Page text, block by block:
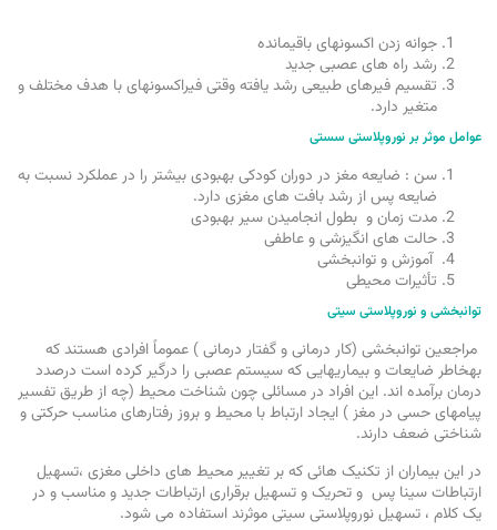
جوانه زدن اکسونهای باقیمانده
رشد راه های عصبی جدید
تقسیم فیرهای طبیعی رشد یافته وقتی فیراکسونهای با هدف مختلف و
متغیر دارد.
عوامل موثر بر نوروپلاستی سستی
سن : ضایعه مغز در دوران کودکی بهبودی بیشتر را در عملکرد نسبت به
ضایعه پس از رشد بافت های مغزی دارد.
مدت زمان و بطول انجامیدن سیر بهبودی
حالت های انگیزشی و عاطفی
آموزش و توانبخشی
تأثیرات محیطی
توانبخشی و نوروپلاستی سیتی
مراجعین توانبخشی (کار درمانی وگفتار درمانی) عموماً افرادی هستند که
بهخاطر ضایعات و بیماریهایی که سیستم عصبی را درگیر کرده است درصدد
درمان برآمده اند. این افراد در مسائلی چون شناخت محیط (چه از طریق تفسیر
پیامهای حسی در مغز ) ایجاد ارتباط با محیط و بروز رفتارهای مناسب حرکتی و
شناختی ضعف دارند.
در این بیماران از تکنیک هائی که بر تغییر محیط های داخلی مغزی ،‌تسهیل
ارتباطات سینا پس و تحریک و تسهیل برقراری ارتباطات جدید و مناسب و در
یک کلام ، تسهیل نوروپلاستی سیتی موثرند استفاده می شود.